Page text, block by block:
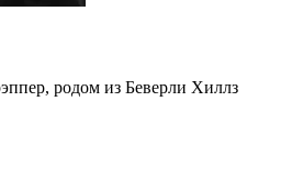
родом из Беверли Хиллз